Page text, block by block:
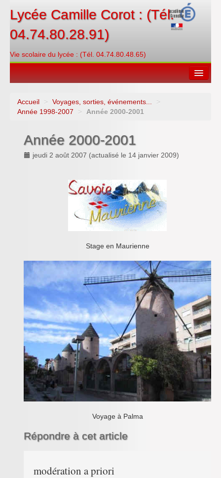
Lycée Camille Corot : (Tél.
04.74.80.28.91)
Vie scolaire du lycée : (Tél. 04.74.80.48.65)
Espace restauration
Créditer/Réserver
Arena Grenoble
Accueil > Voyages, sorties, événements...
>
Année 1998-2007
> Année 2000-2001
Année 2000-2001
jeudi 2 août 2007 (actualisé le 14 janvier 2009)
Stage en Maurienne
Voyage à Palma
Répondre à cet article
modération a priori